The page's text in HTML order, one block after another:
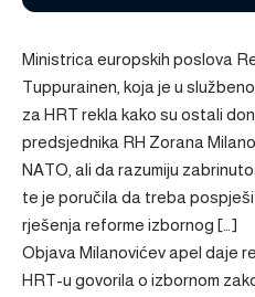
Ministrica europskih poslova
Tuppurainen, koja je u
za HRT rekla kako su ostali
predsjednika RH Zorana
NATO, ali da razumiju
te je poručila da treba
rješenja reforme izbornog […]
Objava Milanovićev apel daje
HRT-u govorila o izbornom